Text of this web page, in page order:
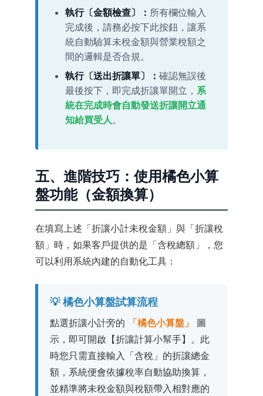
執行〔金額檢查〕： 所有欄位輸入
完成後，請務必按下此按鈕，讓系
統自動驗算未稅金額與營業稅額之
間的邏輯是否合規。
執行〔送出折讓單〕： 確認無誤後
最後按下，即完成折讓單開立， 系
統在完成時會自動發送折讓開立通
知給買受人。
五、進階技巧：使用橘色小算
盤功能（金額換算）
在填寫上述「折讓小計未稅金額」與「折讓稅
額」時，如果客戶提供的是「含稅總額」，您
可以利用系統內建的自動化工具：
💡 橘色小算盤試算流程
點選折讓小計旁的 「橘色小算盤」
圖
示，即可開啟【折讓計算小幫手】。此
時您只需直接輸入「含稅」的折讓總金
額，系統便會依據稅率自動協助換算，
並精準將未稅金額與稅額帶入相對應的